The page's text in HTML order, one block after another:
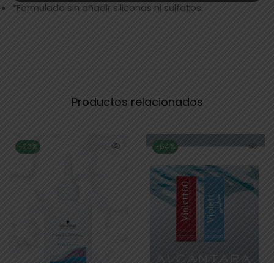
*Formulado sin añadir siliconas ni sulfatos.
Productos relacionados
-20% -64%